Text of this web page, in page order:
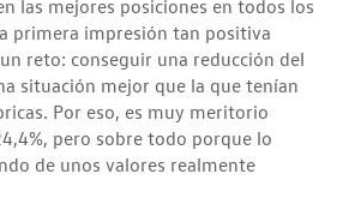
las mejores posiciones en todos los
primera impresión tan positiva
reto: conseguir una reducción del
situación mejor que la que tenían
Por eso, es muy meritorio
pero sobre todo porque lo
de unos valores realmente